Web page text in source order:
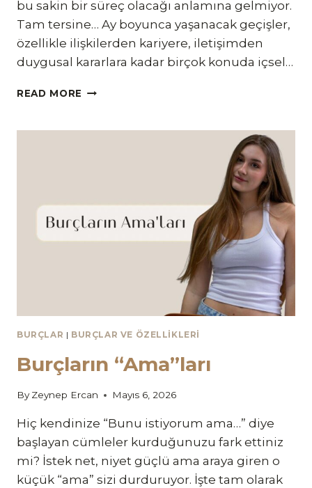
bu sakin bir süreç olacağı anlamına gelmiyor.
Tam tersine… Ay boyunca yaşanacak geçişler,
özellikle ilişkilerden kariyere, iletişimden
duygusal kararlara kadar birçok konuda içsel…
READ MORE MAYIS
BURÇLAR | BURÇLAR VE ÖZELLIKLERI
Burçların “Ama”ları
By Zeynep Ercan Mayıs 6, 2026
Hiç kendinize “Bunu istiyorum ama…” diye
başlayan cümleler kurduğunuzu fark ettiniz
mi? İstek net, niyet güçlü ama araya giren o
küçük “ama” sizi durduruyor. İşte tam olarak